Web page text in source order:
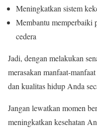
Meningkatkan sistem
Membantu memperbaiki
cedera
Jadi, dengan melakukan
merasakan manfaat-
dan kualitas hidup Anda
Jangan lewatkan momen
meningkatkan kesehatan